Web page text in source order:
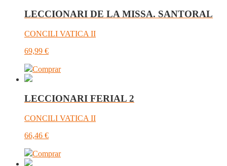
LECCIONARI DE LA MISSA. SANTORAL
CONCILI VATICA II
69,99 €
Comprar
LECCIONARI FERIAL 2
CONCILI VATICA II
66,46 €
Comprar